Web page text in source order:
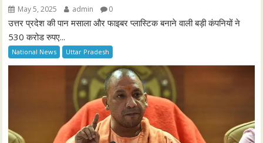
May 5, 2025 admin 0
उत्तर प्रदेश की पान मसाला और फाइबर प्लास्टिक बनाने वाली बड़ी कंपनियों ने
530 करोड रुपए...
National News Uttar Pradesh